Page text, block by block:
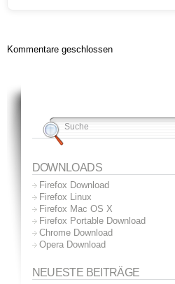
Kommentare geschlossen
DOWNLOADS
Firefox Download
Firefox Linux
Firefox Mac OS X
Firefox Portable Download
Chrome Download
Opera Download
NEUESTE BEITRÄGE